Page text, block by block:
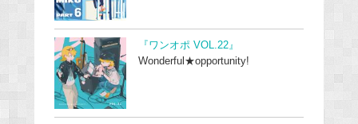
『ワンオポ VOL.22』
Wonderful★opportunity!